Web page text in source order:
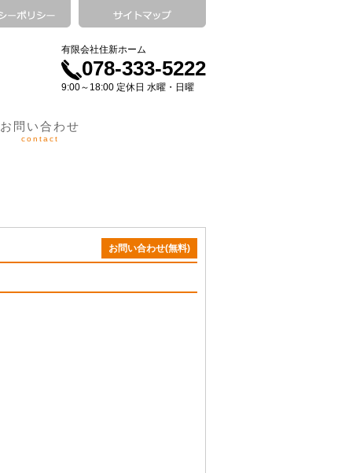
有限会社住新ホーム
078-333-5222
9:00～18:00 定休日 水曜・日曜
お問い合わせ
contact
お問い合わせ(無料)